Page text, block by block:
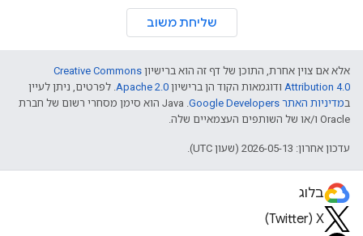
שליחת משוב
אלא אם צוין אחרת, התוכן של דף זה הוא ברישיון Creative Commons
Attribution 4.0 ודוגמאות הקוד הן ברישיון Apache 2.0. לפרטים, ניתן לעיין
במדיניות האתר Google Developers‏
.‏ Java הוא סימן מסחרי רשום של חברת
Oracle ו/או של השותפים העצמאיים שלה.
עדכון אחרון: 2026-05-13 (שעון UTC).
בלוג
X‏ (Twitter)